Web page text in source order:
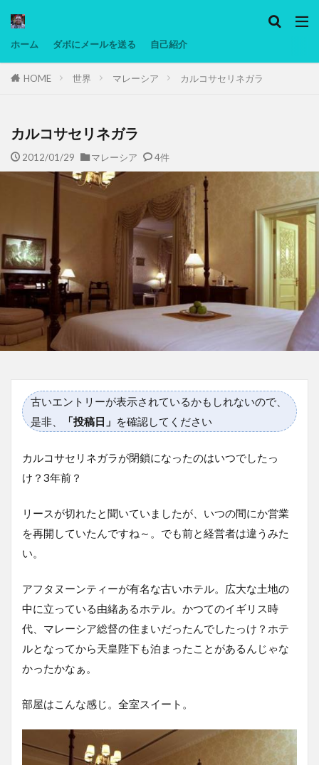
ホーム ダボにメールを送る 自己紹介
HOME 世界 マレーシア カルコサセリネガラ
カルコサセリネガラ
2012/01/29 マレーシア 4件
古いエントリーが表示されているかもしれないので、
是非、
「投稿日」 を確認してください
カルコサセリネガラが閉鎖になったのはいつでしたっ
け？3年前？
リースが切れたと聞いていましたが、いつの間にか営業
を再開していたんですね～。でも前と経営者は違うみた
い。
アフタヌーンティーが有名な古いホテル。広大な土地の
中に立っている由緒あるホテル。かつてのイギリス時
代、マレーシア総督の住まいだったんでしたっけ？ホテ
ルとなってから天皇陛下も泊まったことがあるんじゃな
かったかなぁ。
部屋はこんな感じ。全室スイート。
タグ
ヨーグルト
低温調理・スロークッカー
検索